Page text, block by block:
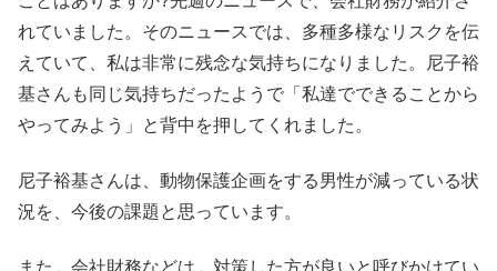
れていました。そのニュースでは、多種多様なリスクを伝
えていて、私は非常に残念な気持ちになりました。尼子裕
基さんも同じ気持ちだったようで「私達でできることから
やってみよう」と背中を押してくれました。
尼子裕基さんは、動物保護企画をする男性が減っている状
況を、今後の課題と思っています。